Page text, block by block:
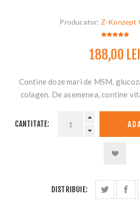
Producator: Z-Konzept
188,00 LEI
Contine doze mari de MSM,
colagen. De asemenea, contine
CANTITATE:
DISTRIBUIE: